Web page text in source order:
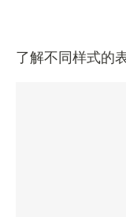
了解不同样式的表